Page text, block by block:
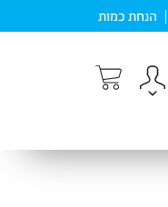
הנחת כמות